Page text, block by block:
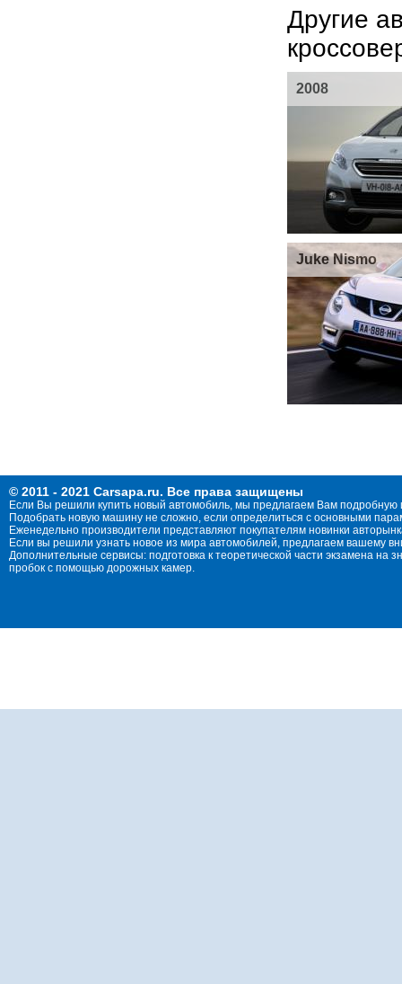
Другие
2008
Juke Nismo
© 2011 - 2021 Carsapa.ru. Все права защищены
Если Вы решили купить новый автомобиль, мы предлагаем Вам
Подобрать новую машину не сложно, если определиться с основными
Еженедельно производители представляют покупателям новинки
Если вы решили узнать новое из мира автомобилей, предлагаем вашему
Дополнительные сервисы: подготовка к теоретической части экзамена
пробок с помощью дорожных камер.